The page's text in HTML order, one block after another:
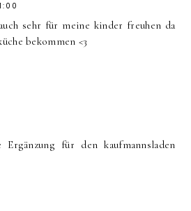
sehr für meine kinder freuhen da
bekommen <3
für den kaufmannsladen